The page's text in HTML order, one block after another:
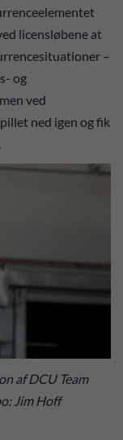
licensløbene at
–
og
ved
ned igen og fik
af DCU Team
Jim Hoff